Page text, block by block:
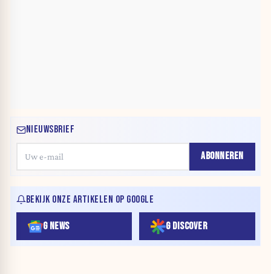
NIEUWSBRIEF
ABONNEREN
BEKIJK ONZE ARTIKELEN OP GOOGLE
G NEWS G DISCOVER